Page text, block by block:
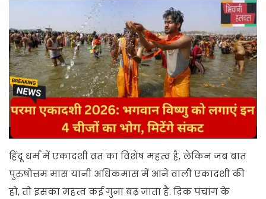
हिंदू धर्म में एकादशी व्रत का विशेष महत्व है, लेकिन जब बात
पुरुषोत्तम मास यानी अधिकमास में आने वाली एकादशी की
हो, तो इसका महत्व कई गुना बढ़ जाता है. द्रिक पंचांग के